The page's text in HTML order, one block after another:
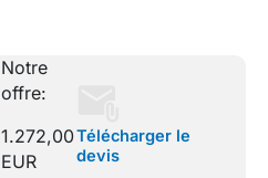
Notre
offre:
1.272,00
EUR
Télécharger le
devis